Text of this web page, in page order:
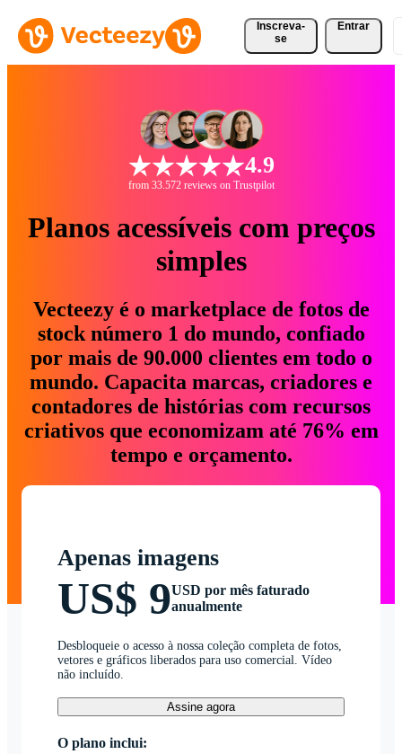
Inscreva-
se
Entrar
4.9
from 33.572 reviews on Trustpilot
Planos acessíveis com preços
simples
Vecteezy é o marketplace de fotos de
stock número 1 do mundo, confiado
por mais de 90.000 clientes em todo o
mundo. Capacita marcas, criadores e
contadores de histórias com recursos
criativos que economizam até 76% em
tempo e orçamento.
Apenas imagens
US$ 9USD por mês faturado
anualmente
Desbloqueie o acesso à nossa coleção completa de fotos,
vetores e gráficos liberados para uso comercial. Vídeo
não incluído.
Assine agora
O plano inclui: